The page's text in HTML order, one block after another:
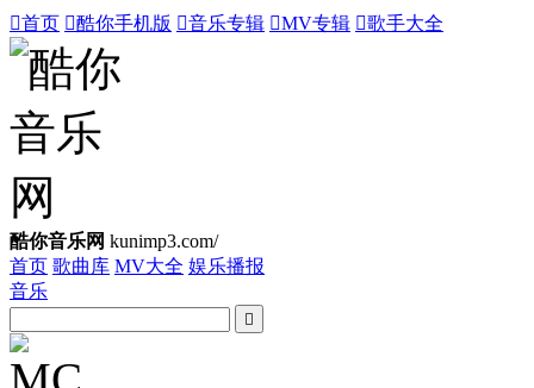
首页 酷你手机版 音乐专辑 MV专辑 歌手大全
酷你音乐网 kunimp3.com/
首页 歌曲库 MV大全 娱乐播报
音乐
